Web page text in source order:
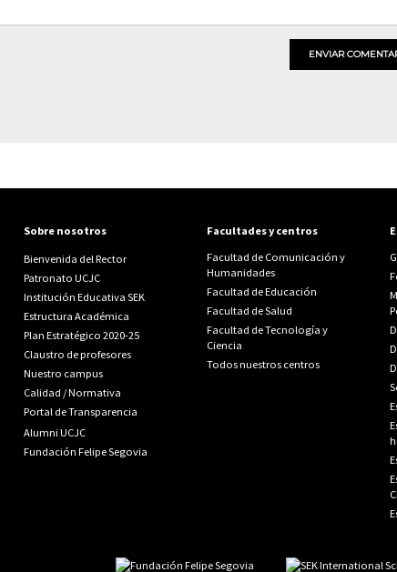
ENVIAR
Sobre nosotros
Bienvenida del Rector
Patronato UCJC
Institución Educativa SEK
Estructura Académica
Plan Estratégico 2020-25
Claustro de profesores
Nuestro campus
Calidad /Normativa
Portal de Transparencia
Alumni UCJC
Fundación Felipe Segovia
Facultades y centros
Facultad de Comunicación y
Humanidades
Facultad de Educación
Facultad de Salud
Facultad de Tecnología y
Ciencia
Todos nuestros centros